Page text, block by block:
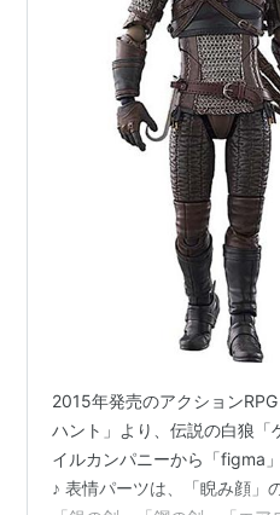
2015年発売のアクション
ハント」より、伝説の白狼「
イルカンパニーから「figma
♪ 表情パーツは、「睨み顔」